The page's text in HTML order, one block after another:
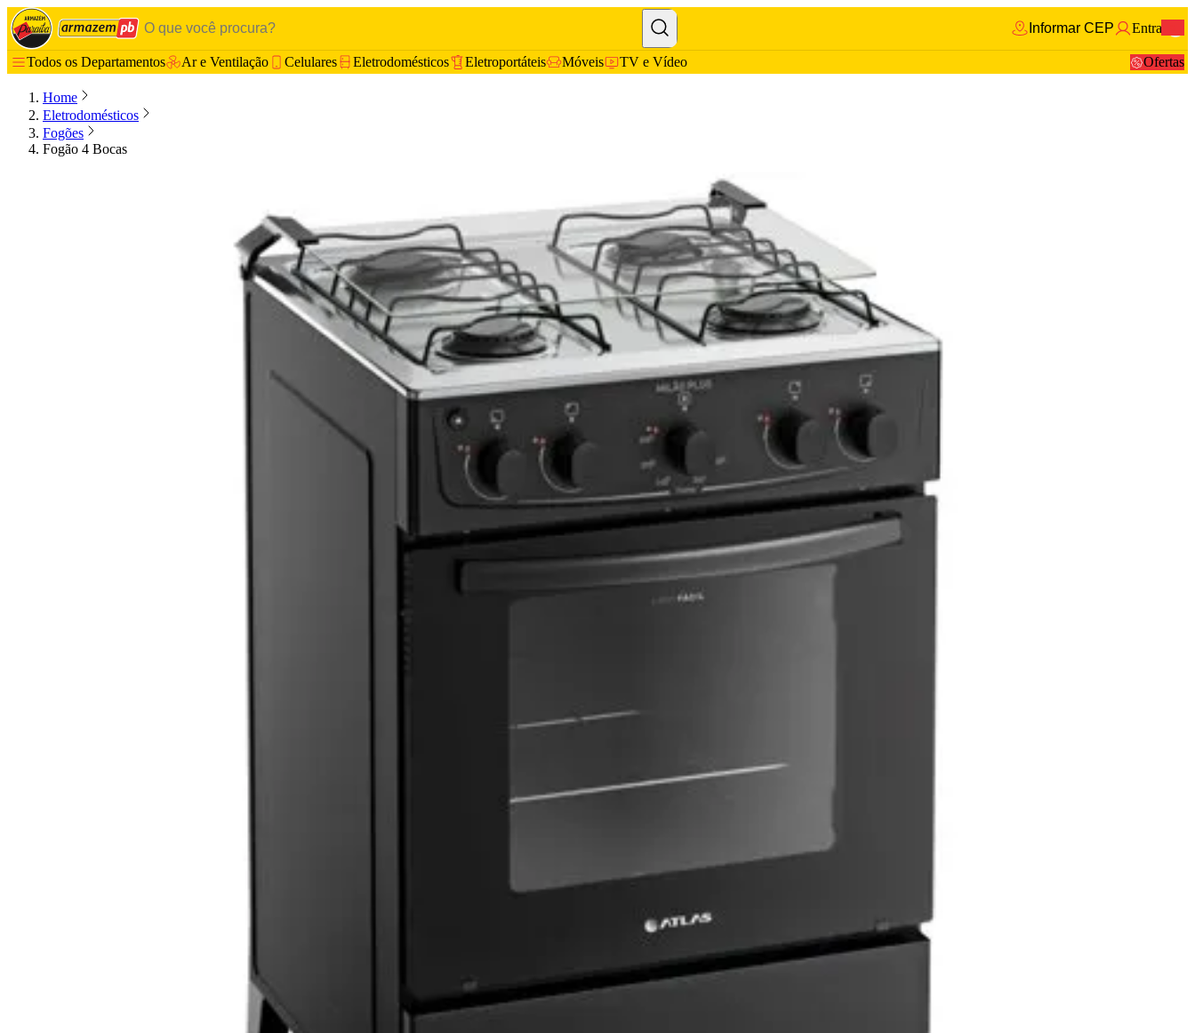
Informar CEP Entrar
Todos os Departamentos Ar e Ventilação Celulares Eletrodomésticos Eletroportáteis Móveis TV e Vídeo Ofertas
Home
Eletrodomésticos
Fogões
Fogão 4 Bocas